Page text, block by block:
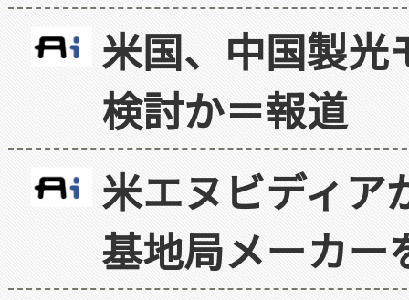
米国、中国製光
検討か＝報道
米エヌビディア
基地局メーカー